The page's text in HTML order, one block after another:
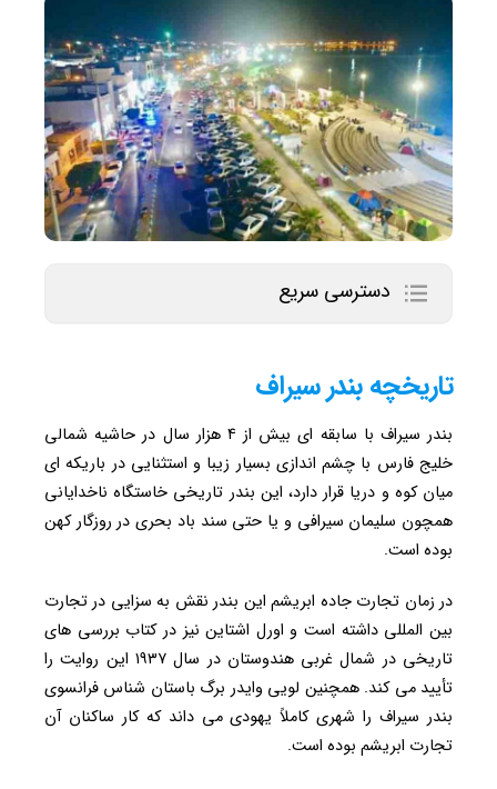
دسترسی سریع
تاریخچه بندر سیراف
بندر سیراف با سابقه ای بیش از ۴ هزار سال در حاشیه شمالی
خلیج فارس با چشم ‌اندازی بسیار زیبا و استثنایی در باریکه ‌ای
میان کوه و دریا قرار دارد، این بندر تاریخی خاستگاه ناخدایانی
همچون سلیمان سیرافی و یا حتی سند باد بحری در روزگار کهن
بوده است.
در زمان تجارت جاده ابریشم این بندر نقش به سزایی در تجارت
بین ‌المللی داشته‌ است و ‌اورل اشتاین نیز در کتاب بررسی های
تاریخی در شمال غربی هندوستان در سال ۱۹۳۷ این روایت را
تأیید می ‌کند. همچنین لویی وایدر برگ باستان ‌شناس فرانسوی
بندر سیراف را شهری کاملاً یهودی می‌ داند که کار ساکنان آن
تجارت ابریشم بوده ‌است.